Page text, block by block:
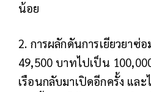
น้อย
2. การผลักดันการเยียวยา
49,500 บาทไปเป็น
เรือนกลับมาเปิดอีกครั้ง แล